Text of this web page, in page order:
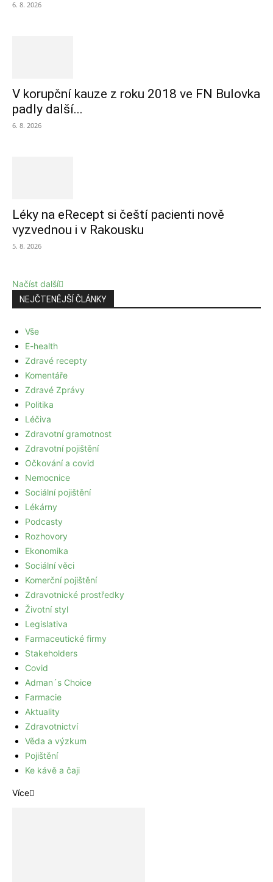
6. 8. 2026
V korupční kauze z roku 2018 ve FN Bulovka
padly další...
6. 8. 2026
Léky na eRecept si čeští pacienti nově
vyzvednou i v Rakousku
5. 8. 2026
Načíst další
NEJČTENĚJŠÍ ČLÁNKY
Vše
E-health
Zdravé recepty
Komentáře
Zdravé Zprávy
Politika
Léčiva
Zdravotní gramotnost
Zdravotní pojištění
Očkování a covid
Nemocnice
Sociální pojištění
Lékárny
Podcasty
Rozhovory
Ekonomika
Sociální věci
Komerční pojištění
Zdravotnické prostředky
Životní styl
Legislativa
Farmaceutické firmy
Stakeholders
Covid
Adman´s Choice
Farmacie
Aktuality
Zdravotnictví
Věda a výzkum
Pojištění
Ke kávě a čaji
Více